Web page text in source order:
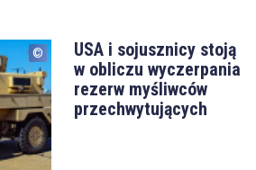
USA i sojusznicy stoją
w obliczu wyczerpania
rezerw myśliwców
przechwytujących